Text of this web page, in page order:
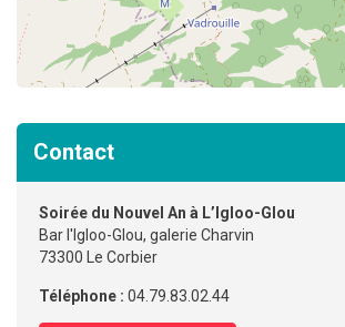
Contact
Soirée du Nouvel An à L’Igloo-Glou
Bar l'Igloo-Glou, galerie Charvin
73300 Le Corbier
Téléphone : 04.79.83.02.44